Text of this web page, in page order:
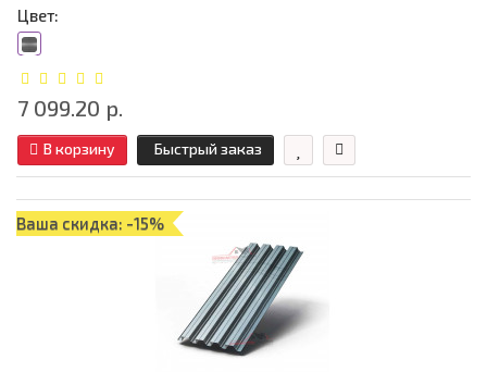
Цвет:
7 099.20 р.
В корзину Быстрый заказ
Ваша скидка: -15%